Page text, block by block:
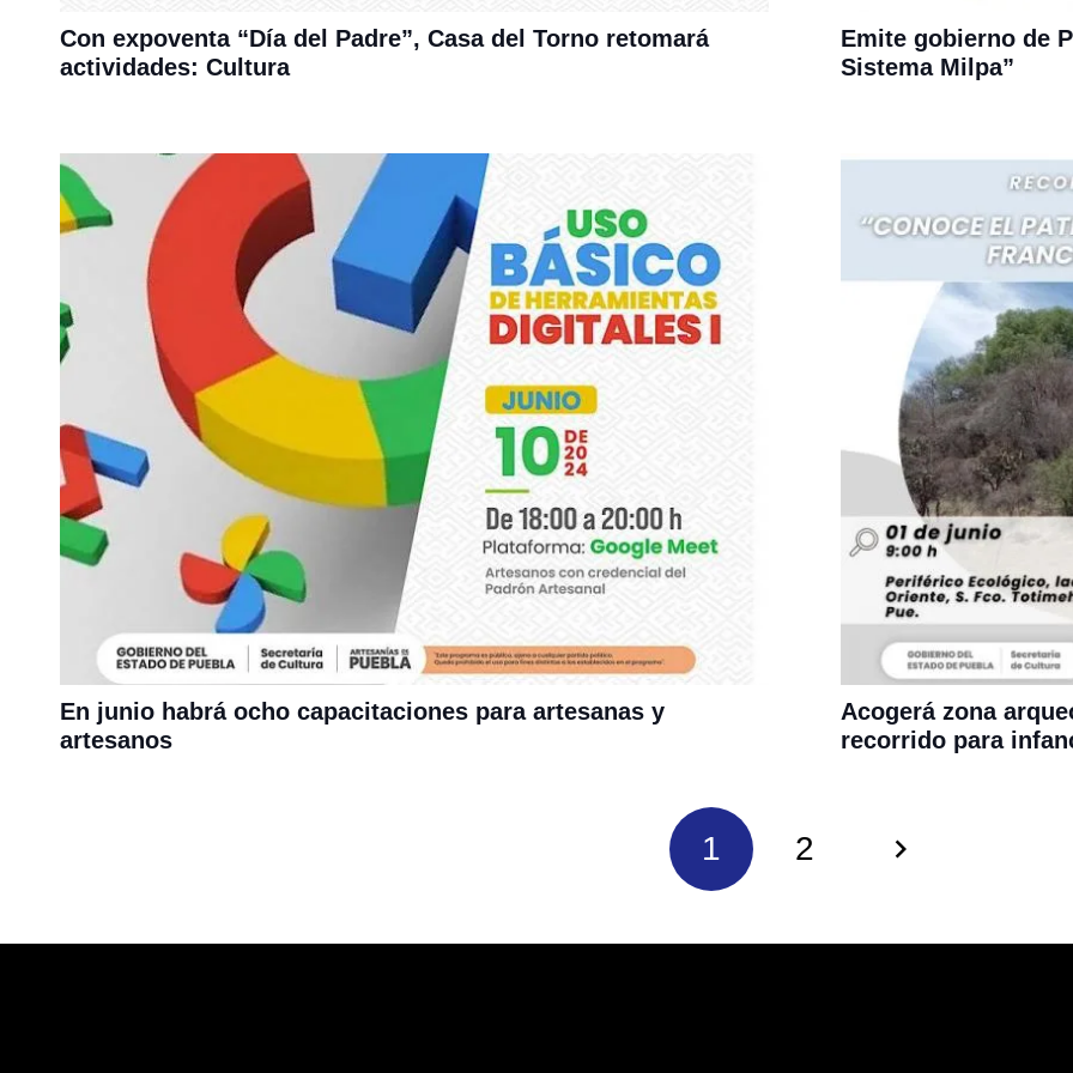
Con expoventa “Día del Padre”, Casa del Torno retomará
actividades: Cultura
Emite gobierno de
Sistema Milpa”
En junio habrá ocho capacitaciones para artesanas y
artesanos
Acogerá zona
recorrido para
1 2